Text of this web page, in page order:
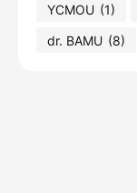
YCMOU (1)
dr. BAMU (8)